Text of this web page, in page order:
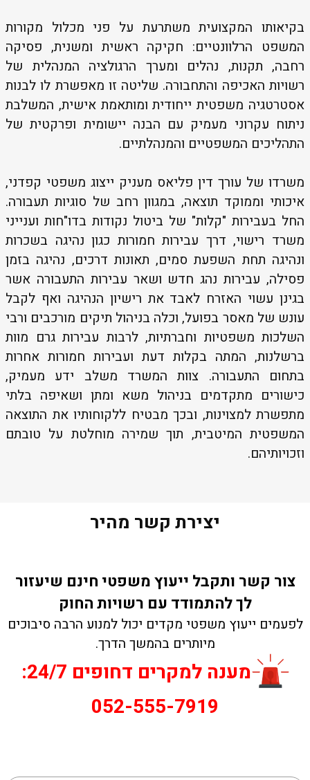
בקיאותו המקצועית משתרעת על פני מכלול מקורות
המשפט הרלוונטיים: חקיקה ראשית ומשנית, פסיקה
רחבה, תקנות, נהלים ומערך הרגולציה המנהלית של
רשויות האכיפה והתחבורה. שליטה זו מאפשרת לו לבנות
אסטרטגיה משפטית ייחודית ומותאמת אישית, המשלבת
ניתוח עקרוני מעמיק עם הבנה יישומית ופרקטית של
התהליכים המשפטיים והמנהלתיים.
משרדו של עורך דין פליאס מעניק ייצוג משפטי קפדני,
איכותי וממוקד תוצאה, במגוון רחב של סוגיות תעבורה.
החל בעבירות "קלות" של ביטול נקודות בדו"חות וענייני
משרד רישוי, דרך עבירות חמורות כגון נהיגה בשכרות
ונהיגה תחת השפעת סמים, תאונות דרכים, נהיגה בזמן
פסילה, עבירות נהג חדש ושאר עבירות התעבורה אשר
בגינן עשוי האזרח לאבד את רישיון הנהיגה ואף לקבל
עונש של מאסר בפועל, וכלה בניהול תיקים מורכבים ורבי
השלכות משפטיות וחברתיות, לרבות עבירות גרם מוות
ברשלנות, המתה בקלות דעת ועבירות חמורות אחרות
בתחום התעבורה. צוות המשרד משלב ידע מעמיק,
כישורים מתקדמים בניהול משא ומתן ושאיפה בלתי
מתפשרת למצוינות, ובכך מבטיח ללקוחותיו את התוצאה
המשפטית המיטבית, תוך שמירה מוחלטת על טובתם
וזכויותיהם.
יצירת קשר מהיר
צור קשר ותקבל ייעוץ משפטי חינם שיעזור
לך להתמודד עם רשויות החוק
לפעמים ייעוץ משפטי מקדים יכול למנוע הרבה סיבוכים
מיותרים בהמשך הדרך.
מענה למקרים דחופים 24/7:
052-555-7919